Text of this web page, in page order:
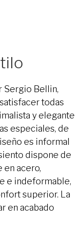
Sergio Bellin,
todas
y elegante
especiales, de
es informal
dispone de
acero,
e indeformable,
superior. La
en acabado